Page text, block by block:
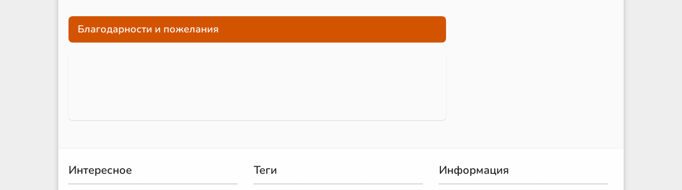
Благодарности и пожелания
Интересное Теги Информация